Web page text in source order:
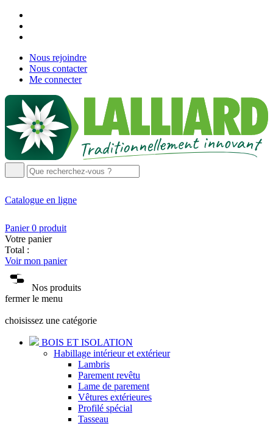
Nous rejoindre
Nous contacter
Me connecter
Catalogue en ligne
Panier 0 produit
Votre panier
Total :
Voir mon panier
Nos produits
fermer le menu
choisissez une catégorie
BOIS ET ISOLATION
Habillage intérieur et extérieur
Lambris
Parement revêtu
Lame de parement
Vêtures extérieures
Profilé spécial
Tasseau